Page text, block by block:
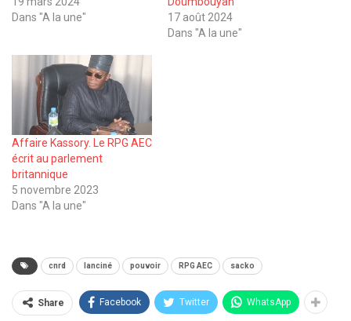
Dans "A la une"
17 août 2024
Dans "A la une"
Affaire Kassory. Le RPG AEC
écrit au parlement
britannique
5 novembre 2023
Dans "A la une"
cnrd lanciné pouvoir RPG AEC sacko
Share Facebook Twitter WhatsApp